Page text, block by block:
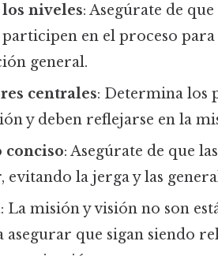
niveles: Asegúrate de
participen en el proceso
general.
centrales: Determina los
y deben reflejarse en la
conciso: Asegúrate de que
evitando la jerga y las
: La misión y visión no son
que sigan siendo